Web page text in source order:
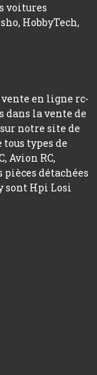
voitures
HobbyTech,
vente en ligne rc-
dans la vente de
notre site de
types de
Avion RC,
pièces détachées
sont Hpi Losi